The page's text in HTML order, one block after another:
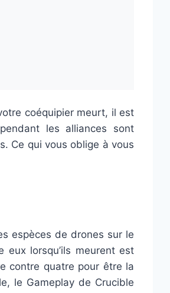
coéquipier meurt, il est
les alliances sont
Ce qui vous oblige à vous
espèces de drones sur le
eux lorsqu’ils meurent est
contre quatre pour être la
le Gameplay de Crucible